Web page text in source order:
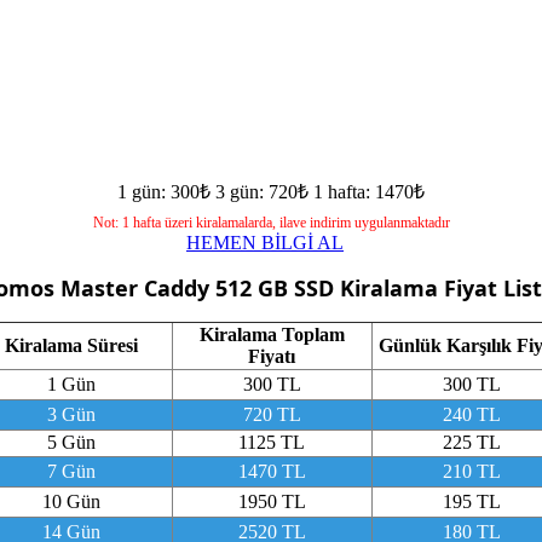
1 gün: 300₺ 3 gün: 720₺ 1 hafta: 1470₺
Not: 1 hafta üzeri kiralamalarda, ilave indirim uygulanmaktadır
HEMEN BİLGİ AL
Master Caddy 512 GB SSD Kiralama Fiyat
Kiralama Süresi
Kiralama Toplam
Fiyatı
Günlük Karşılık
1 Gün
300 TL
300 TL
3 Gün
720 TL
240 TL
5 Gün
1125 TL
225 TL
7 Gün
1470 TL
210 TL
10 Gün
1950 TL
195 TL
14 Gün
2520 TL 180 TL